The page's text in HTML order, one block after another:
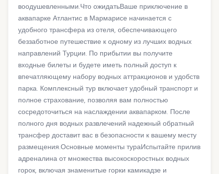
воодушевленными.Что ожидатьВаше приключение в
аквапарке Атлантис в Мармарисе начинается с
удобного трансфера из отеля, обеспечивающего
беззаботное путешествие к одному из лучших водных
направлений Турции. По прибытии вы получите
входные билеты и будете иметь полный доступ к
впечатляющему набору водных аттракционов и удобств
парка. Комплексный тур включает удобный транспорт и
полное страхование, позволяя вам полностью
сосредоточиться на наслаждении аквапарком. После
полного дня водных развлечений надежный обратный
трансфер доставит вас в безопасности к вашему месту
размещения.Основные моменты тураИспытайте прилив
адреналина от множества высокоскоростных водных
горок, включая знаменитые горки камикадзе и